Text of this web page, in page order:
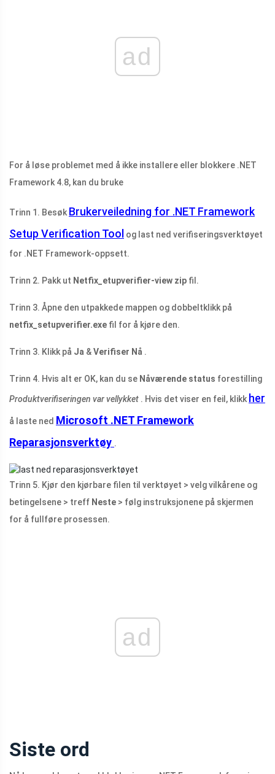
ad
For å løse problemet med å ikke installere eller blokkere .NET
Framework 4.8, kan du bruke
Trinn 1. Besøk Brukerveiledning for .NET Framework
Setup Verification Tool og last ned verifiseringsverktøyet
for .NET Framework-oppsett.
Trinn 2. Pakk ut Netfix_etupverifier-view zip fil.
Trinn 3. Åpne den utpakkede mappen og dobbeltklikk på
netfix_setupverifier.exe fil for å kjøre den.
Trinn 3. Klikk på Ja &Verifiser Nå .
Trinn 4. Hvis alt er OK, kan du se Nåværende status forestilling
Produktverifiseringen var vellykket . Hvis det viser en feil, klikk her
å laste ned Microsoft .NET Framework
Reparasjonsverktøy .
Trinn 5. Kjør den kjørbare filen til verktøyet > velg vilkårene og
betingelsene > treff Neste > følg instruksjonene på skjermen
for å fullføre prosessen.
ad
Siste ord